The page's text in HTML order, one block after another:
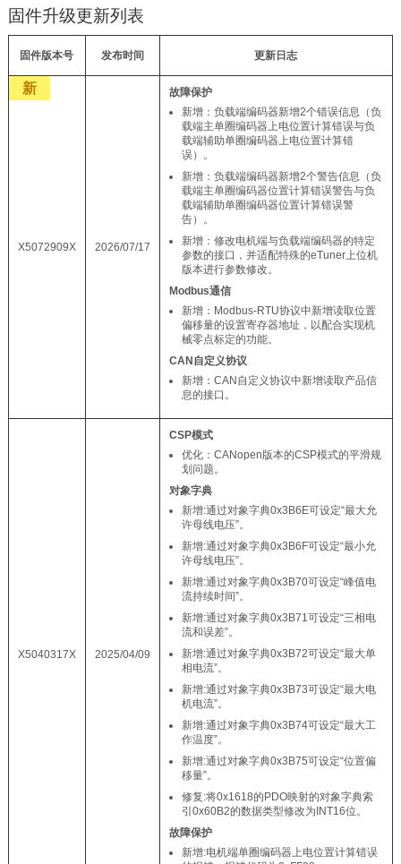
固件升级更新列表
固件版本号 发布时间 更新日志
X5072909X
新
2026/07/17
故障保护
新增：负载端编码器新增2个错误信息（负
载端主单圈编码器上电位置计算错误与负
载端辅助单圈编码器上电位置计算错
误）。
新增：负载端编码器新增2个警告信息（负
载端主单圈编码器位置计算错误警告与负
载端辅助单圈编码器位置计算错误警
告）。
新增：修改电机端与负载端编码器的特定
参数的接口，并适配特殊的eTuner上位机
版本进行参数修改。
Modbus通信
新增：Modbus-RTU协议中新增读取位置
偏移量的设置寄存器地址，以配合实现机
械零点标定的功能。
CAN自定义协议
新增：CAN自定义协议中新增读取产品信
息的接口。
X5040317X 2025/04/09
CSP模式
优化：CANopen版本的CSP模式的平滑规
划问题。
对象字典
新增:通过对象字典0x3B6E可设定“最大允
许母线电压”。
新增:通过对象字典0x3B6F可设定“最小允
许母线电压”。
新增:通过对象字典0x3B70可设定“峰值电
流持续时间”。
新增:通过对象字典0x3B71可设定“三相电
流和误差”。
新增:通过对象字典0x3B72可设定“最大单
相电流”。
新增:通过对象字典0x3B73可设定“最大电
机电流”。
新增:通过对象字典0x3B74可设定“最大工
作温度”。
新增:通过对象字典0x3B75可设定“位置偏
移量”。
修复:将0x1618的PDO映射的对象字典索
引0x60B2的数据类型修改为INT16位。
故障保护
新增:电机端单圈编码器上电位置计算错误